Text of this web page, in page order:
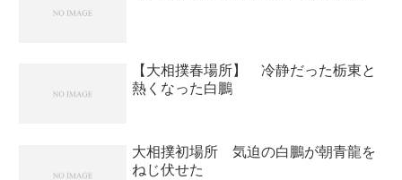
【大相撲春場所】 冷静だった栃東と
熱くなった白鵬
大相撲初場所 気迫の白鵬が朝青龍を
ねじ伏せた